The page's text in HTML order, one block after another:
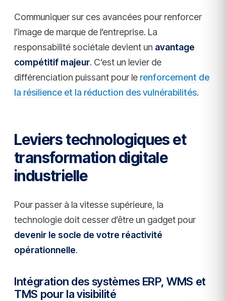
Communiquer sur ces avancées pour renforcer
l’image de marque de l’entreprise. La
responsabilité sociétale devient un avantage
compétitif majeur. C’est un levier de
différenciation puissant pour le renforcement de
la résilience et la réduction des vulnérabilités.
Leviers technologiques et
transformation digitale
industrielle
Pour passer à la vitesse supérieure, la
technologie doit cesser d’être un gadget pour
devenir le socle de votre réactivité
opérationnelle.
Intégration des systèmes ERP, WMS et
TMS pour la visibilité